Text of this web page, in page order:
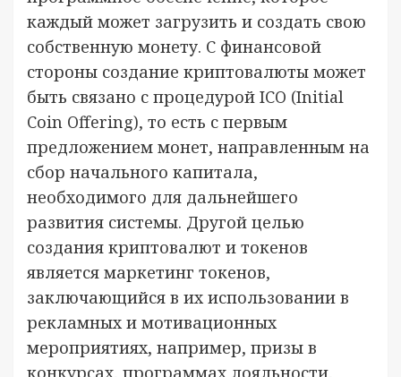
каждый может загрузить и создать свою
собственную монету. С финансовой
стороны создание криптовалюты может
быть связано с процедурой ICO (Initial
Coin Offering), то есть с первым
предложением монет, направленным на
сбор начального капитала,
необходимого для дальнейшего
развития системы. Другой целью
создания криптовалют и токенов
является маркетинг токенов,
заключающийся в их использовании в
рекламных и мотивационных
мероприятиях, например, призы в
конкурсах, программах лояльности,